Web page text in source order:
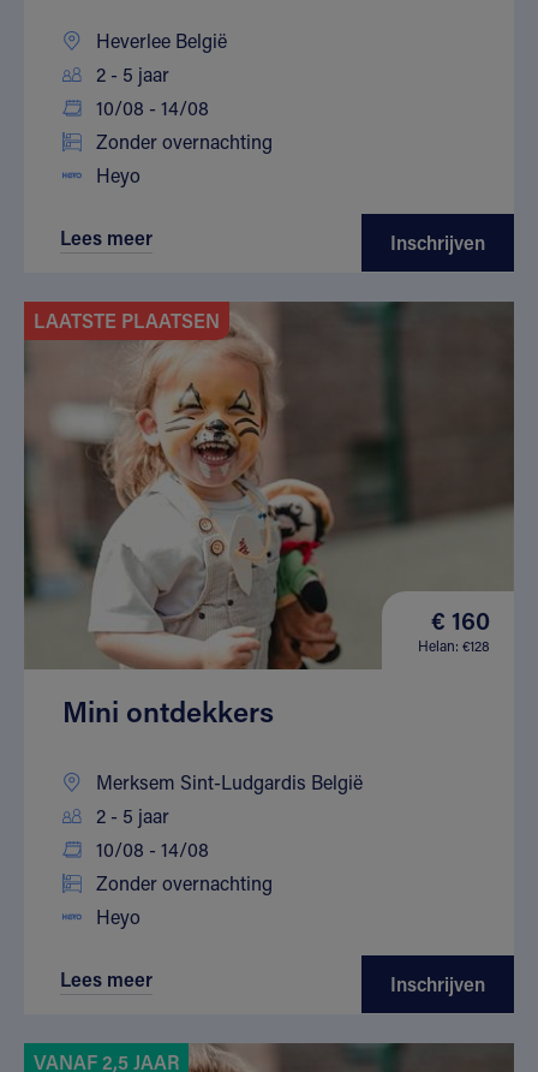
Heverlee België
2 - 5 jaar
10/08 - 14/08
Zonder overnachting
Heyo
Lees meer Inschrijven
LAATSTE PLAATSEN
€ 160
Helan: €128
Mini ontdekkers
Merksem Sint-Ludgardis België
2 - 5 jaar
10/08 - 14/08
Zonder overnachting
Heyo
Lees meer Inschrijven
VANAF 2,5 JAAR